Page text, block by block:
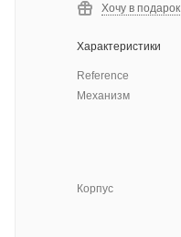
Хочу в подарок
Характеристики
Reference
Механизм
Корпус